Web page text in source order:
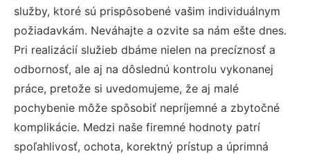
služby, ktoré sú prispôsobené vašim individuálnym
požiadavkám. Neváhajte a ozvite sa nám ešte dnes.
Pri realizácií služieb dbáme nielen na precíznosť a
odbornosť, ale aj na dôslednú kontrolu vykonanej
práce, pretože si uvedomujeme, že aj malé
pochybenie môže spôsobiť nepríjemné a zbytočné
komplikácie. Medzi naše firemné hodnoty patrí
spoľahlivosť, ochota, korektný prístup a úprimná